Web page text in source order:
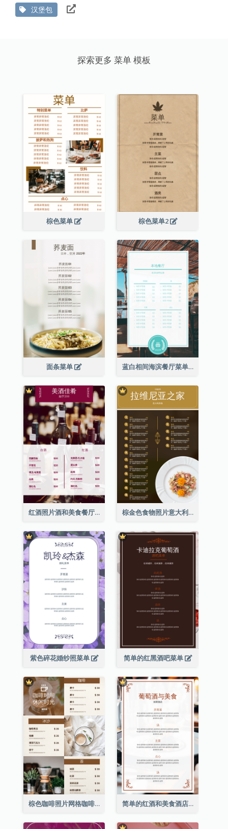
汉堡包
探索更多 菜单 模板
棕色菜单 棕色菜单2
面条菜单 蓝白相间海滨餐厅菜单
红酒照片酒和美食餐厅菜单 棕金色食物照片意大利食物菜单
紫色碎花婚纱照菜单 简单的红黑酒吧菜单
棕色咖啡照片网格咖啡店菜单 简单的红酒和美食酒店餐厅菜单